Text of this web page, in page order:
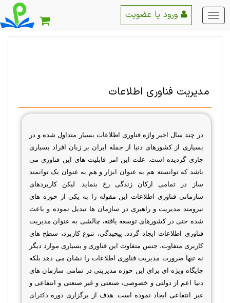
منو
اصلی
مدیریت فناوری اطلاعات
در چند سال اخیر واژه فناوری اطلاعات بسیار متداول شده و در
بسیاری از کشورهای دنیا از جمله ایران بر زبان افراد بسیاری
جاری گردیده است. علت این امر قابلیت های این فناوری می
باشد که توانسته هم به عنوان ابزار و هم به عنوان یک توانمند
ساز در تمامی ارکان زندگی رخ بنماید. لیکن کاربردهای
سازمانی فناوری اطلاعات این مقوله را به یکی از حوزه های
نیرومند مدیریت و راهبری در سازمان ها تبدیل نموده و باعث
شده حتی در کشورهای توسعه یافته، چالشی به عنوان مدیریت
فناوری اطلاعات ایجاد گردد. پیچیدگی، تنوع کاربرد، سطح های
کاربری متفاوت، جنس متفاوت این فناوری و بسیاری موارد دیگر
نه تنها ضرورت مدیریت فناوری اطلاعات را نشان می دهد بلکه
جایگاه ویژه ای برای این حوزه مدیریتی در تمامی سازمان های
دنیا اعم از دولتی و خصوصی، صنعتی و غیر صنعتی و انتفاعی و
غیر انتفاعی ایجاد نموده است. هدف از برگزاری دوره دکترای